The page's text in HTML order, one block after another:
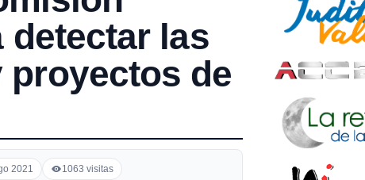
detectar las
proyectos de
2021 1063 visitas